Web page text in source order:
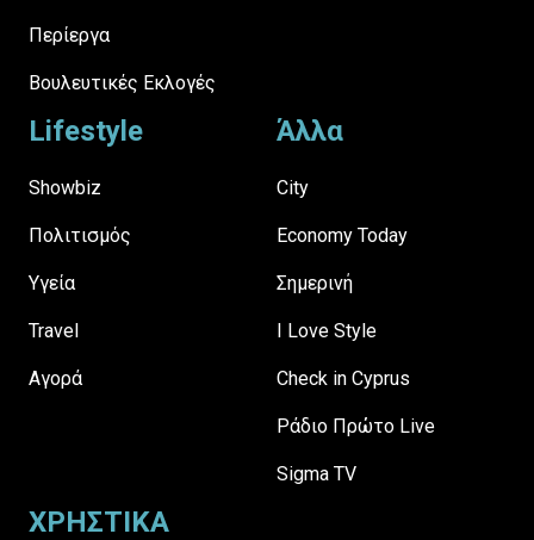
Περίεργα
Βουλευτικές Εκλογές
Lifestyle
Showbiz
Πολιτισμός
Υγεία
Travel
Αγορά
Άλλα
City
Economy Today
Σημερινή
I Love Style
Check in Cyprus
Ράδιο Πρώτο Live
Sigma TV
ΧΡΗΣΤΙΚΑ